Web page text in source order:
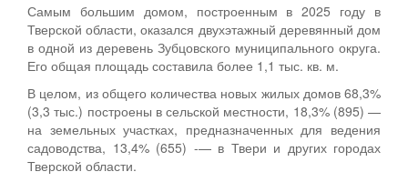
Самым большим домом, построенным в 2025 году в
Тверской области, оказался двухэтажный деревянный дом
в одной из деревень Зубцовского муниципального округа.
Его общая площадь составила более 1,1 тыс. кв. м.
В целом, из общего количества новых жилых домов 68,3%
(3,3 тыс.) построены в сельской местности, 18,3% (895) —
на земельных участках, предназначенных для ведения
садоводства, 13,4% (655) -— в Твери и других городах
Тверской области.